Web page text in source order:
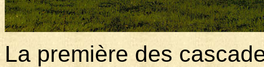
La première des